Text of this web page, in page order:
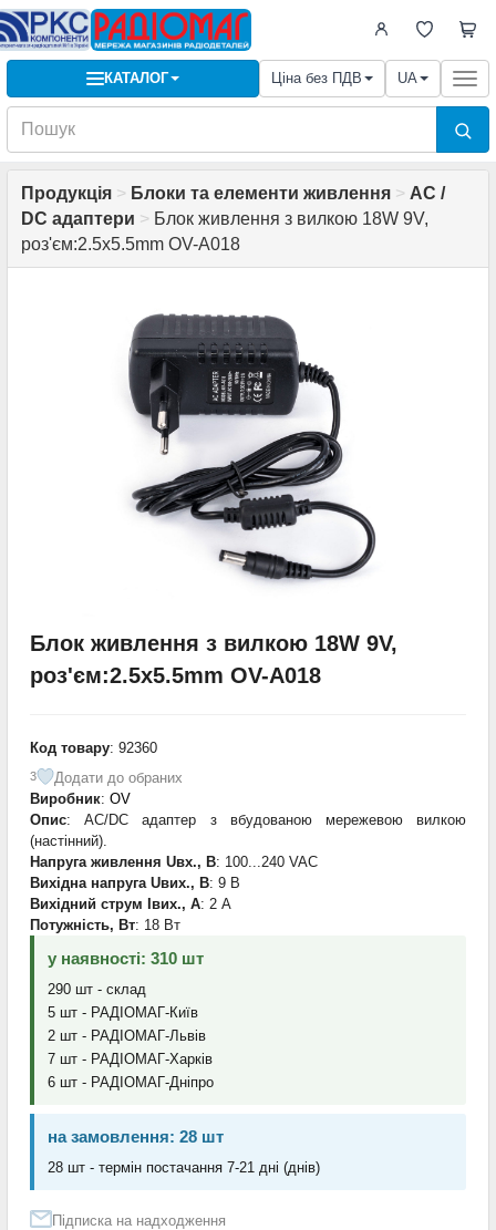
КАТАЛОГ Ціна без ПДВ UA
Продукція > Блоки та елементи живлення > AC /
DC адаптери > Блок живлення з вилкою 18W 9V,
роз'єм:2.5x5.5mm OV-A018
Блок живлення з вилкою 18W 9V,
роз'єм:2.5x5.5mm OV-A018
Код товару: 92360
3
Додати до обраних
Виробник: OV
Опис: AC/DC адаптер з вбудованою мережевою вилкою
(настінний).
Напруга живлення Uвх., В: 100...240 VAC
Вихідна напруга Uвих., В: 9 В
Вихідний струм Iвих., А: 2 А
Потужність, Вт: 18 Вт
у наявності: 310 шт
290 шт - склад
5 шт - РАДІОМАГ-Київ
2 шт - РАДІОМАГ-Львів
7 шт - РАДІОМАГ-Харків
6 шт - РАДІОМАГ-Дніпро
на замовлення: 28 шт
28 шт - термін постачання 7-21 дні (днів)
Підписка на надходження